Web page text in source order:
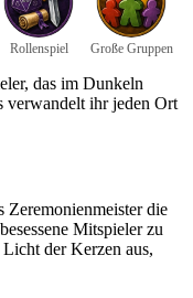
Rollenspiel Große Gruppen
das im Dunkeln
verwandelt ihr jeden Ort
Zeremonienmeister die
Mitspieler zu
der Kerzen aus,